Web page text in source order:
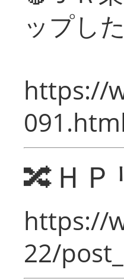
ップし
https://
091.html
🔀ＨＰ
https://
22/